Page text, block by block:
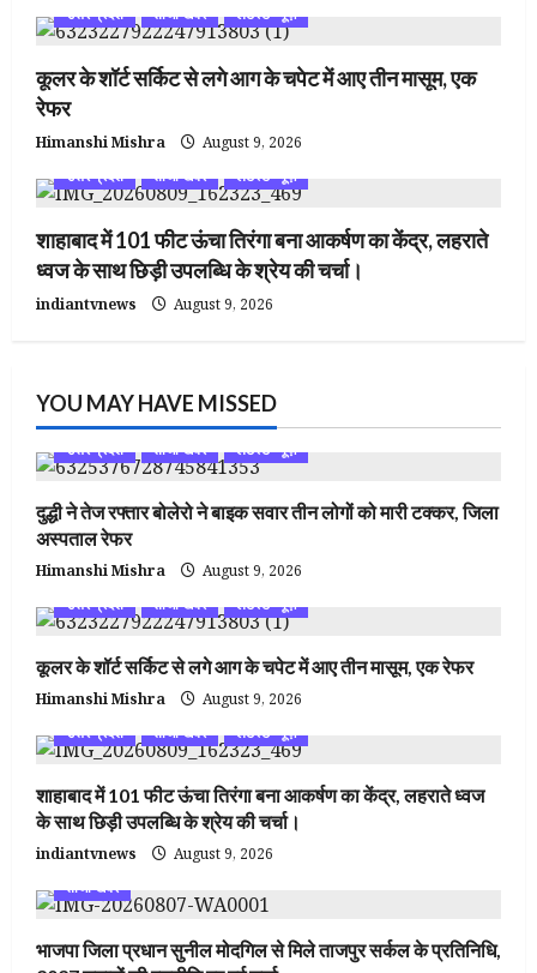
उत्तर प्रदेश
ताजा खबर लेटेस्ट न्यूज़
कूलर के शॉर्ट सर्किट से लगे आग के चपेट में आए तीन मासूम, एक
रेफर
Himanshi Mishra
August 9, 2026
उत्तर प्रदेश
ताजा खबर लेटेस्ट न्यूज़
शाहाबाद में 101 फीट ऊंचा तिरंगा बना आकर्षण का केंद्र, लहराते
ध्वज के साथ छिड़ी उपलब्धि के श्रेय की चर्चा।
indiantvnews August 9, 2026
YOU MAY HAVE MISSED
उत्तर प्रदेश ताजा खबर लेटेस्ट न्यूज़
दुद्धी ने तेज रफ्तार बोलेरो ने बाइक सवार तीन लोगों को मारी टक्कर, जिला
अस्पताल रेफर
Himanshi Mishra
August 9, 2026
उत्तर प्रदेश
ताजा खबर लेटेस्ट न्यूज़
कूलर के शॉर्ट सर्किट से लगे आग के चपेट में आए तीन मासूम, एक रेफर
Himanshi Mishra
August 9, 2026
उत्तर प्रदेश
ताजा खबर लेटेस्ट न्यूज़
शाहाबाद में 101 फीट ऊंचा तिरंगा बना आकर्षण का केंद्र, लहराते ध्वज
के साथ छिड़ी उपलब्धि के श्रेय की चर्चा।
indiantvnews
August 9, 2026
ताजा खबर
भाजपा जिला प्रधान सुनील मोदगिल से मिले ताजपुर सर्कल के प्रतिनिधि,